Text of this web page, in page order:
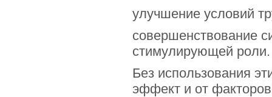
улучшение условий
совершенствование
стимулирующей роли.
Без использования
эффект и от